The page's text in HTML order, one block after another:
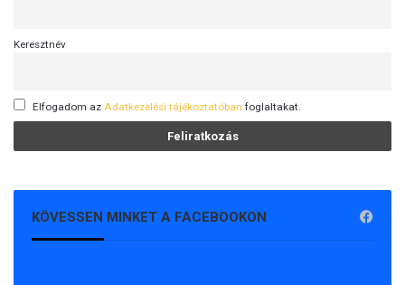
Keresztnév
Elfogadom az Adatkezelési tájékoztatóban foglaltakat.
KÖVESSEN MINKET A FACEBOOKON